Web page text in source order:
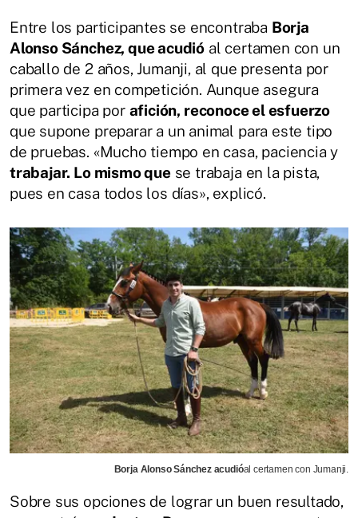
Entre los participantes se encontraba Borja
Alonso Sánchez, que acudió al certamen con un
caballo de 2 años, Jumanji, al que presenta por
primera vez en competición. Aunque asegura
que participa por afición, reconoce el esfuerzo
que supone preparar a un animal para este tipo
de pruebas. «Mucho tiempo en casa, paciencia y
trabajar. Lo mismo quese trabaja en la pista,
pues en casa todos los días», explicó.
Borja Alonso Sánchez acudióal certamen con Jumanji.
Sobre sus opciones de lograr un buen resultado,